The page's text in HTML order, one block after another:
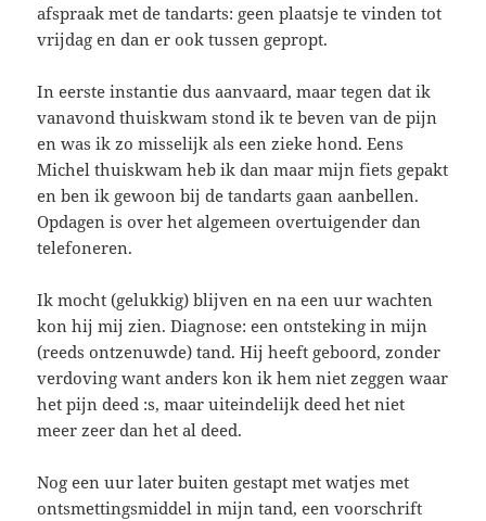
afspraak met de tandarts: geen plaatsje te vinden tot
vrijdag en dan er ook tussen gepropt.
In eerste instantie dus aanvaard, maar tegen dat ik
vanavond thuiskwam stond ik te beven van de pijn
en was ik zo misselijk als een zieke hond. Eens
Michel thuiskwam heb ik dan maar mijn fiets gepakt
en ben ik gewoon bij de tandarts gaan aanbellen.
Opdagen is over het algemeen overtuigender dan
telefoneren.
Ik mocht (gelukkig) blijven en na een uur wachten
kon hij mij zien. Diagnose: een ontsteking in mijn
(reeds ontzenuwde) tand. Hij heeft geboord, zonder
verdoving want anders kon ik hem niet zeggen waar
het pijn deed :s, maar uiteindelijk deed het niet
meer zeer dan het al deed.
Nog een uur later buiten gestapt met watjes met
ontsmettingsmiddel in mijn tand, een voorschrift